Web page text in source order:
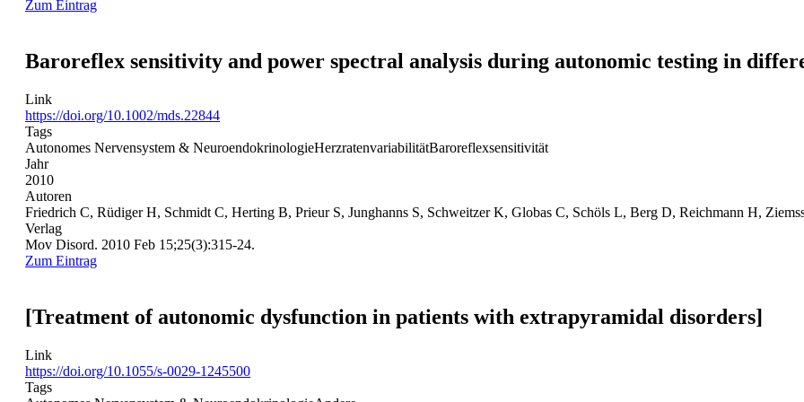
Zum Eintrag
Baroreflex sensitivity and power spectral analysis during autonomic testing in
Link
https://doi.org/10.1002/mds.22844
Tags
Autonomes Nervensystem & NeuroendokrinologieHerzratenvariabilitätBaroreflexsensitivität
Jahr
2010
Autoren
Friedrich C, Rüdiger H, Schmidt C, Herting B, Prieur S, Junghanns S, Schweitzer K, Globas C, Schöls L, Berg D, Reichmann H,
Verlag
Mov Disord. 2010 Feb 15;25(3):315-24.
Zum Eintrag
[Treatment of autonomic dysfunction in patients with extrapyramidal disorders]
Link
https://doi.org/10.1055/s-0029-1245500
Tags